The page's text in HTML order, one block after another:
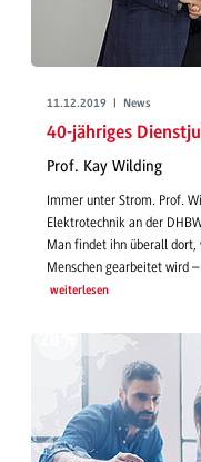
11.12.2019 | News
40-jähriges
Prof. Kay Wilding
Immer unter Strom. Prof.
Elektrotechnik an der
Man findet ihn überall dort,
Menschen gearbeitet wird
weiterlesen